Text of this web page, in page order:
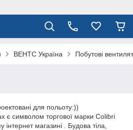
ВЕНТС Україна Побутові
для польоту:))
є символом торгової марки Colibri
магазині . Будова тіла,